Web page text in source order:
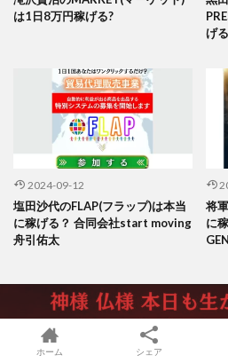
は1日8万円稼げる?
げ
2024-09-12
塩田沙代のFLAP(フラップ)は本当
に稼げる？ 合同会社start moving
舟引佑太
将
に
本当に稼げるおすすめ教材
ホーム シェア